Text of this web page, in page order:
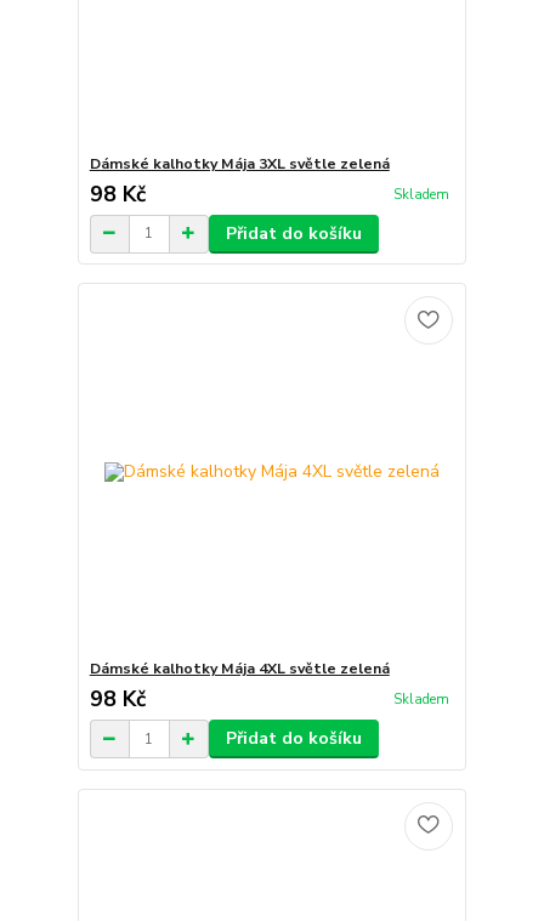
Dámské kalhotky Mája 3XL světle zelená
98 Kč Skladem
Přidat do košíku
Dámské kalhotky Mája 4XL světle zelená
98 Kč Skladem
Přidat do košíku